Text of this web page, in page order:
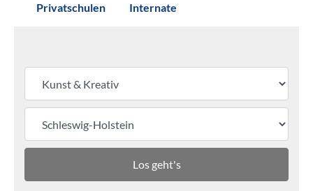
Privatschulen Internate
Los geht's